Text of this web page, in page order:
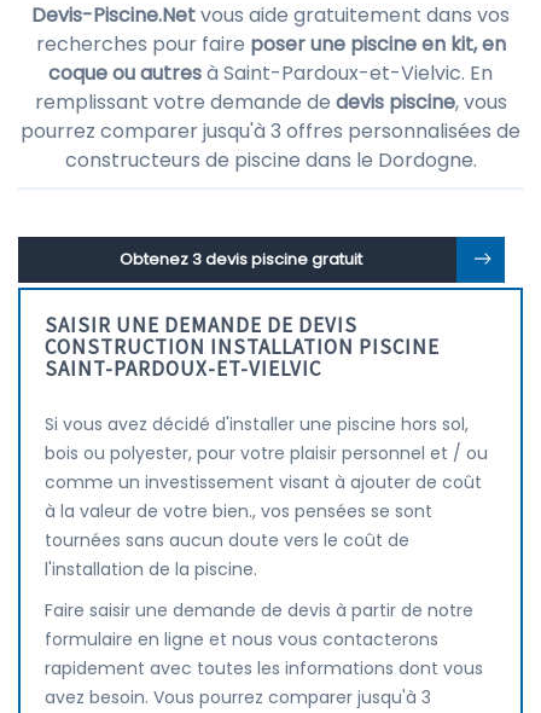
Devis-Piscine.Netvous aide gratuitement dans vos
recherches pour faire poser une piscine en kit, en
coque ou autresà Saint-Pardoux-et-Vielvic. En
remplissant votre demande de devis piscine, vous
pourrez comparer jusqu'à 3 offres personnalisées de
constructeurs de piscine dans le Dordogne.
Obtenez 3 devis piscine gratuit
SAISIR UNE DEMANDE DE DEVIS
CONSTRUCTION INSTALLATION PISCINE
SAINT-PARDOUX-ET-VIELVIC
Si vous avez décidé d'installer une piscine hors sol,
bois ou polyester, pour votre plaisir personnel et / ou
comme un investissement visant à ajouter de coût
à la valeur de votre bien., vos pensées se sont
tournées sans aucun doute vers le coût de
l'installation de la piscine.
Faire saisir une demande de devis à partir de notre
formulaire en ligne et nous vous contacterons
rapidement avec toutes les informations dont vous
avez besoin. Vous pourrez comparer jusqu'à 3